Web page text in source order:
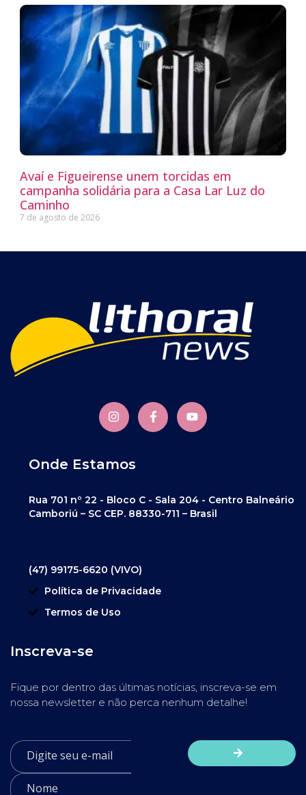
Avaí e Figueirense unem torcidas em
campanha solidária para a Casa Lar Luz do
Caminho
7 de agosto de 2026
Onde Estamos
Rua 701 nº 22 - Bloco C - Sala 204 - Centro Balneário
Camboriú – SC CEP. 88330-711 – Brasil
(47) 99175-6620 (VIVO)
Política de Privacidade
Termos de Uso
Inscreva-se
Fique por dentro das últimas notícias, inscreva-se em
nossa newsletter e não perca nenhum detalhe!